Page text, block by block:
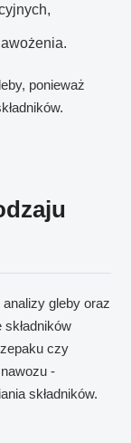
ponieważ
gleby oraz
czy
-
składników.